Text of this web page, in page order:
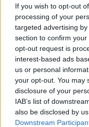
If you wish to opt-out
processing of your
targeted advertising
section to confirm
opt-out request is
interest-based ads
us or personal
your opt-out. You may
disclosure of your
IAB’s list of
also be disclosed by
Downstream
Petrolio in calo, Brent a